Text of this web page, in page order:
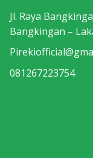
Jl. Raya
Bangkingan –
081267223754